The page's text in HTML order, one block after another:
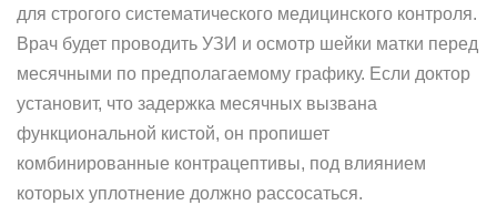
для строгого систематического медицинского контроля.
Врач будет проводить УЗИ и осмотр шейки матки перед
месячными по предполагаемому графику. Если доктор
установит, что задержка месячных вызвана
функциональной кистой, он пропишет
комбинированные контрацептивы, под влиянием
которых уплотнение должно рассосаться.